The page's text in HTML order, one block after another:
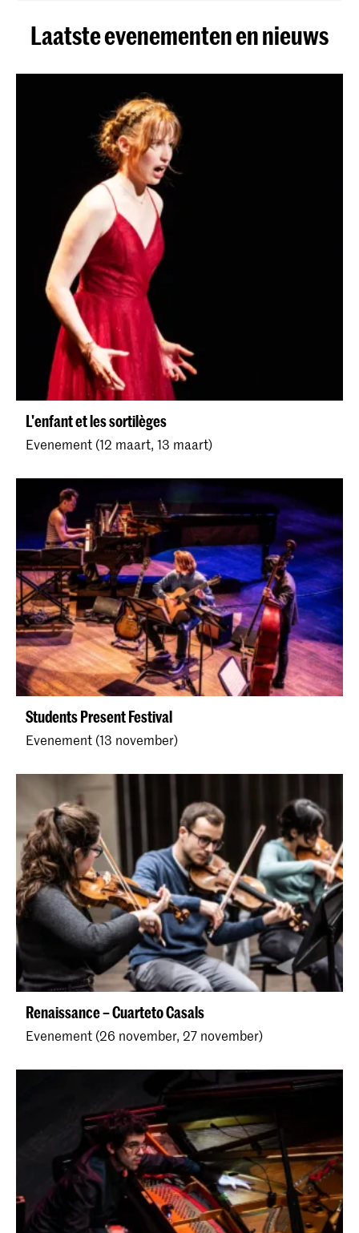
Laatste evenementen en nieuws
L'enfant et les sortilèges
Evenement (12 maart, 13 maart)
Students Present Festival
Evenement (13 november)
Renaissance – Cuarteto Casals
Evenement (26 november, 27 november)